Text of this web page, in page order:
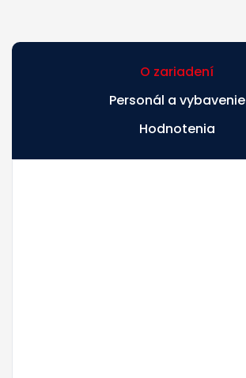
O zariadení
Personál a vybavenie
Hodnotenia